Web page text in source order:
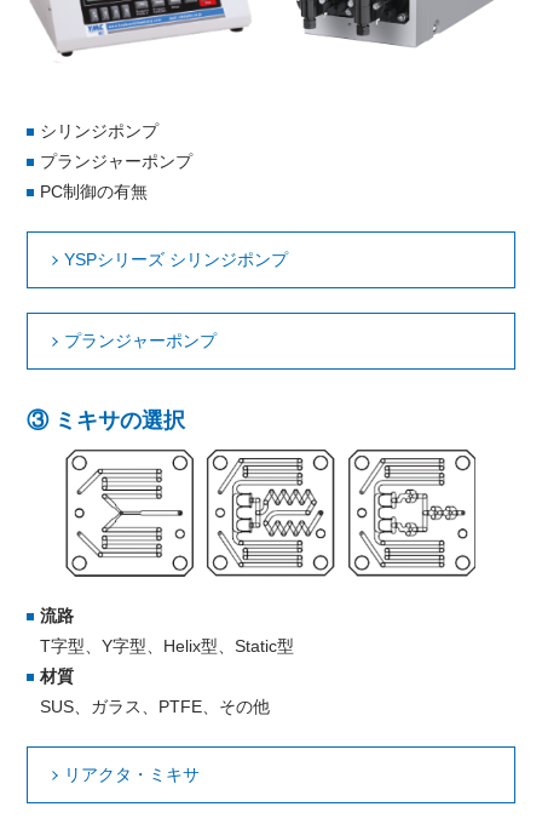
シリンジポンプ
プランジャーポンプ
PC制御の有無
YSPシリーズ シリンジポンプ
プランジャーポンプ
③ ミキサの選択
流路
T字型、Y字型、Helix型、Static型
材質
SUS、ガラス、PTFE、その他
リアクタ・ミキサ